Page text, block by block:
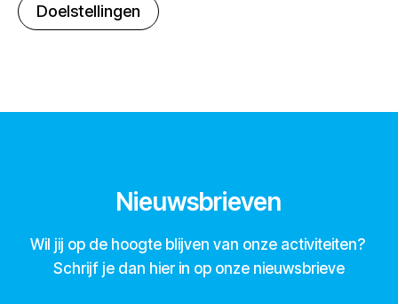
Doelstellingen
Nieuwsbrieven
Wil jij op de hoogte blijven van onze activiteiten?
Schrijf je dan hier in op onze nieuwsbrieve